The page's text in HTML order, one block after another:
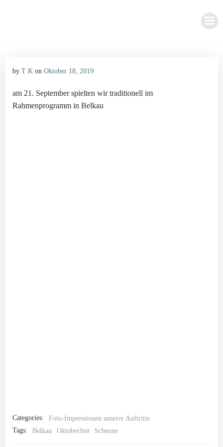
by T K on Oktober 18, 2019
am 21. September spielten wir traditionell im
Rahmenprogramm in Belkau
Categories:
Foto-Impressionen unserer Auftritte
Tags:
Belkau Oktoberfest Scheune